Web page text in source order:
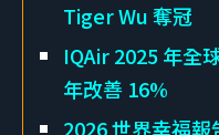
Tiger Wu 奪冠
IQAir 2025 年全
年改善 16%
2026 世界幸福